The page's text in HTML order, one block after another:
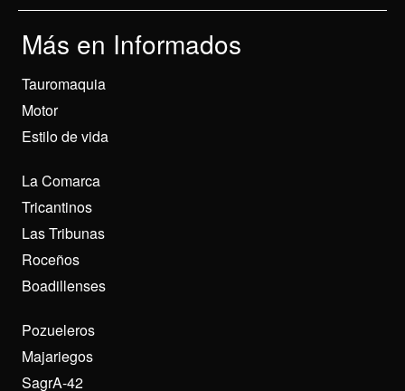
Más en Informados
Tauromaquia
Motor
Estilo de vida
La Comarca
Tricantinos
Las Tribunas
Roceños
Boadillenses
Pozueleros
Majariegos
SagrA-42